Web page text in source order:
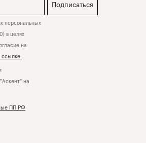
Подписаться
персональных
в целях
на
ссылке.
на
ПП РФ